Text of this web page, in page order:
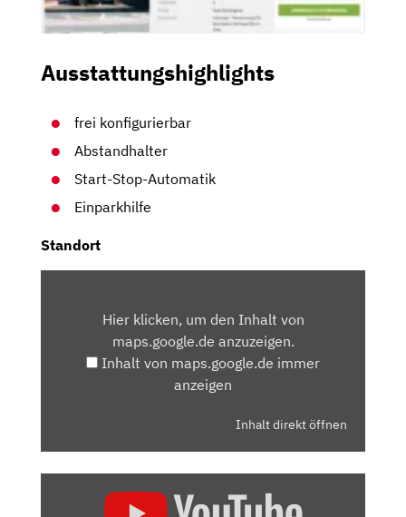
Ausstattungshighlights
frei konfigurierbar
Abstandhalter
Start-Stop-Automatik
Einparkhilfe
Standort
MAPS.GOOGLE.DEHier klicken, um den Inhalt von
maps.google.de anzuzeigen.
Inhalt von maps.google.de immer
anzeigen
Inhalt direkt öffnen